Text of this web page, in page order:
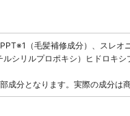
PPT※1（毛髪補修成分）、スレオ
ルシリルプロポキシ）ヒドロキ
成分となります。実際の成分は